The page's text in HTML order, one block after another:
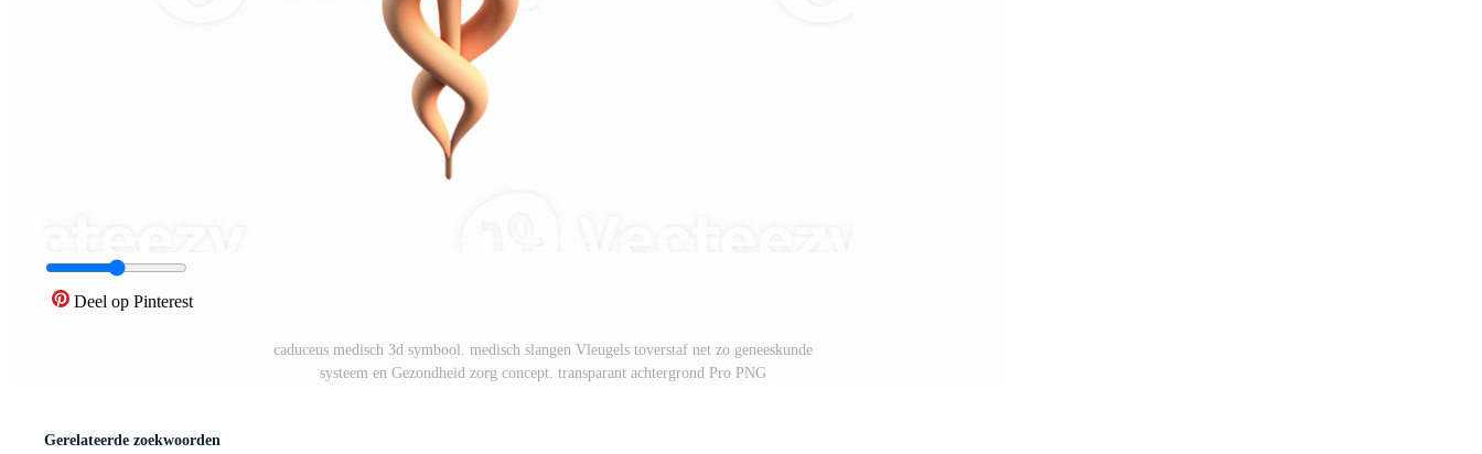
Deel op Pinterest
caduceus medisch 3d symbool. medisch slangen Vleugels toverstaf net zo geneeskunde
systeem en Gezondheid zorg concept. transparant achtergrond Pro PNG
Gerelateerde zoekwoorden